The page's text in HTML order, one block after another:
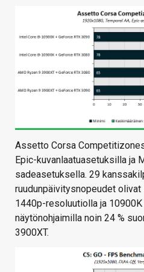
Assetto Corsa
Epic-kuvanlaatuasetuksilla ja
sadeasetuksella. 29
ruudunpäivitysnopeudet
1440p-resoluutiolla ja
näytönohjaimilla noin 24 %
3900XT.